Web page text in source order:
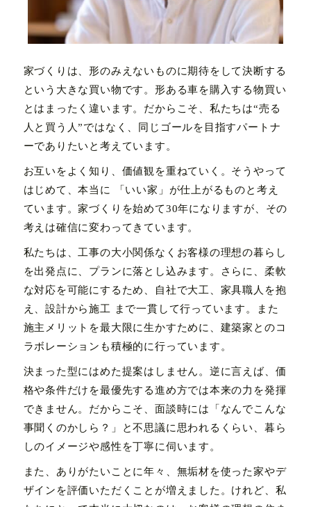
家づくりは、形のみえないものに期待をして決断する
という大きな買い物です。形ある車を購入する物買い
とはまったく違います。だからこそ、私たちは“売る
人と買う人”ではなく、同じゴールを目指すパートナ
ーでありたいと考えています。
お互いをよく知り、価値観を重ねていく。そうやって
はじめて、本当に 「いい家」が仕上がるものと考え
ています。家づくりを始めて30年になりますが、その
考えは確信に変わってきています。
私たちは、工事の大小関係なくお客様の理想の暮らし
を出発点に、プランに落とし込みます。さらに、柔軟
な対応を可能にするため、自社で大工、家具職人を抱
え、設計から施工 まで一貫して行っています。また
施主メリットを最大限に生かすために、建築家とのコ
ラボレーションも積極的に行っています。
決まった型にはめた提案はしません。逆に言えば、価
格や条件だけを最優先する進め方では本来の力を発揮
できません。だからこそ、面談時には「なんでこんな
事聞くのかしら？」と不思議に思われるくらい、暮ら
しのイメージや感性を丁寧に伺います。
また、ありがたいことに年々、無垢材を使った家やデ
ザインを評価いただくことが増えました。けれど、私